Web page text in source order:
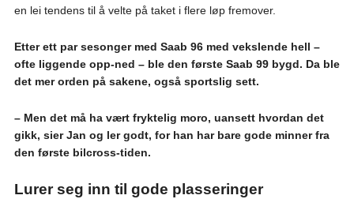
en lei tendens til å velte på taket i flere løp fremover.
Etter ett par sesonger med Saab 96 med vekslende hell –
ofte liggende opp-ned – ble den første Saab 99 bygd. Da ble
det mer orden på sakene, også sportslig sett.
– Men det må ha vært fryktelig moro, uansett hvordan det
gikk, sier Jan og ler godt, for han har bare gode minner fra
den første bilcross-tiden.
Lurer seg inn til gode plasseringer